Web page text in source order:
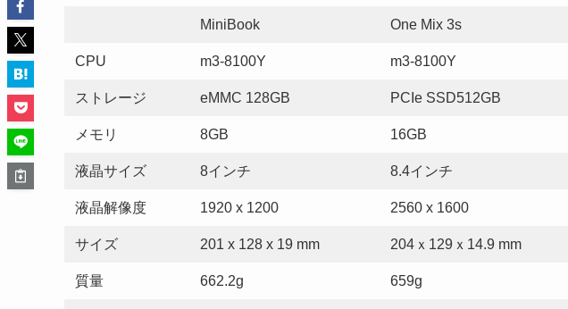
MiniBook One Mix 3s
CPU m3-8100Y m3-8100Y
ストレージ eMMC 128GB PCIe SSD512GB
メモリ 8GB 16GB
液晶サイズ 8インチ 8.4インチ
液晶解像度 1920 x 1200 2560 x 1600
サイズ 201 x 128 x 19 mm 204ｘ129ｘ14.9 mm
質量 662.2g 659g